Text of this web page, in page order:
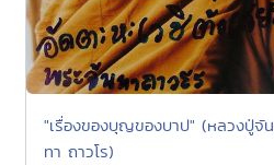
"เรื่องของบุญของบาป" (หลวงปู่จัน
ทา ถาวโร)